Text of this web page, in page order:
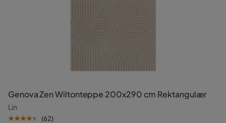
Genova Zen Wiltonteppe 200x290 cm Rektangulær
Lin
(62)